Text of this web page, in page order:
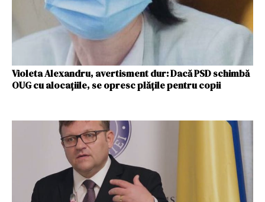
Violeta Alexandru, avertisment dur: Dacă PSD schimbă
OUG cu alocațiile, se opresc plățile pentru copii